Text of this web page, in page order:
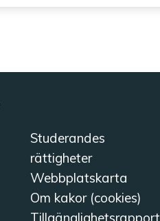
Studerandes
rättigheter
Webbplatskarta
Om kakor (cookies)
Tillgänglighetsrapport